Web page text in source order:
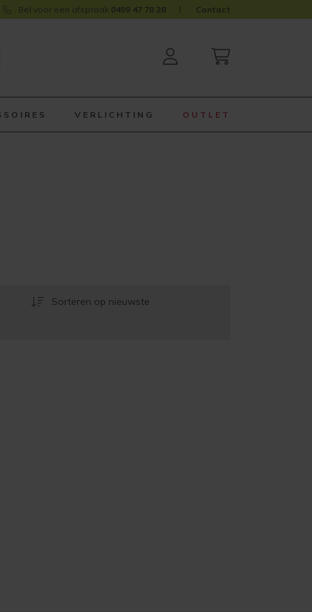
Bel voor een afspraak 0499 47 70 28 Contact
VERLICHTING OUTLET